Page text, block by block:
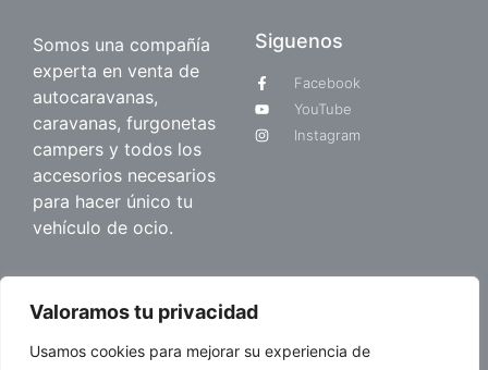
Valoramos tu privacidad
Usamos cookies para mejorar su experiencia de
Somos una compañía
experta en venta de
autocaravanas,
caravanas, furgonetas
campers y todos los
accesorios necesarios
para hacer único tu
vehículo de ocio.
Siguenos
Facebook
YouTube
Instagram
Blog